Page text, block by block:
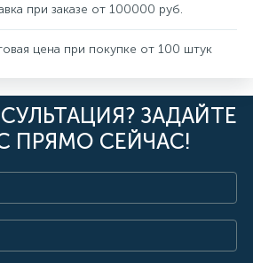
при заказе от 100000 руб.
цена при покупке от 100 штук
ЗАДАЙТЕ
ПРЯМО СЕЙЧАС!